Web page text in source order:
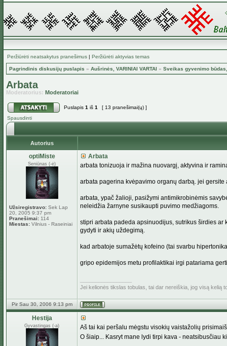
Peržiūrėti neatsakytus pranešimus | Peržiūrėti aktyvias temas
Pagrindinis diskusijų puslapis » Aušrinės, VARINIAI VARTAI » Sveikas gyvenimo
Arbata
Moderatorius: Moderatoriai
Puslapis 1 iš 1
[ 13 pranešimai(ų) ]
Spausdinti
Autorius
optiMiste
Seniūnas (-ė)
Užsiregistravo: Sek Lap
20, 2005 9:37 pm
Pranešimai: 114
Miestas: Vilnius - Raseiniai
Arbata
arbata tonizuoja ir mažina nuovargį, aktyvina ir
arbata pagerina kvėpavimo organų darbą. jei
arbata, ypač žalioji, pasižymi antimikrobinėmis
neleidžia žarnyne susikaupti puvimo medžiagoms.
stipri arbata padeda apsinuodijus, sutrikus širdies
gydyti ir akių uždegimą.
kad arbatoje sumažėtų kofeino (tai svarbu
gripo epidemijos metu profilaktikai irgi patariama
Jei kelionės tikslas tobulas, tai dar nereiškia, jog visą kelią
Pir Sau 30, 2006 9:13 pm
Hestija
Gyvastingas (-a)
Aš tai kai peršalu mėgstu visokių vaistažolių
O šiaip... Kasryt mane lydi tirpi kava - neatsibusčiau